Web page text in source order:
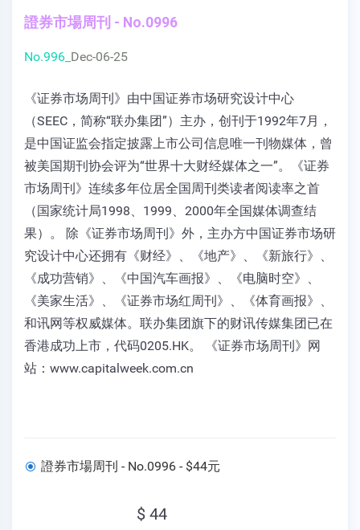
證券市場周刊 - No.0996
No.996_ Dec-06-25
《证券市场周刊》由中国证券市场研究设计中心
（SEEC，简称“联办集团”）主办，创刊于1992年7月，
是中国证监会指定披露上市公司信息唯一刊物媒体，曾
被美国期刊协会评为“世界十大财经媒体之一”。《证券
市场周刊》连续多年位居全国周刊类读者阅读率之首
（国家统计局1998、1999、2000年全国媒体调查结
果）。 除《证券市场周刊》外，主办方中国证券市场研
究设计中心还拥有《财经》、《地产》、《新旅行》、
《成功营销》、《中国汽车画报》、《电脑时空》、
《美家生活》、《证券市场红周刊》、《体育画报》、
和讯网等权威媒体。联办集团旗下的财讯传媒集团已在
香港成功上市，代码0205.HK。 《证券市场周刊》网
站：www.capitalweek.com.cn
證券市場周刊 - No.0996 - $44元
$ 44